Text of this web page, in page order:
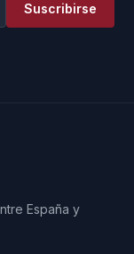
Suscribirse
España y